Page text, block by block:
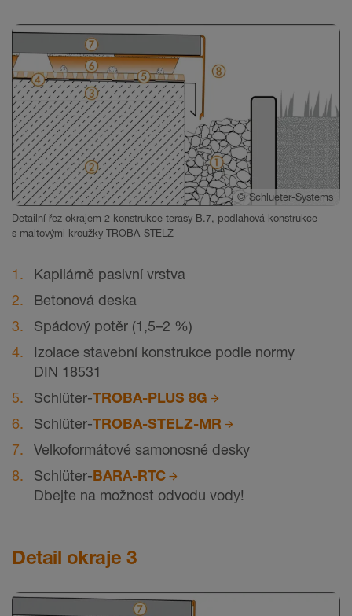
© Schlueter-Systems
Detailní řez okrajem 2 konstrukce terasy B.7, podlahová konstrukce
s maltovými kroužky TROBA-STELZ
Kapilárně pasivní vrstva
Betonová deska
Spádový potěr (1,5–2 %)
Izolace stavební konstrukce podle normy
DIN 18531
Schlüter-TROBA-PLUS 8G
Schlüter-TROBA-STELZ-MR
Velkoformátové samonosné desky
Schlüter-BARA-RTC
Dbejte na možnost odvodu vody!
Detail okraje 3